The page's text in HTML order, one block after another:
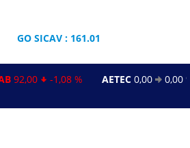
GO SICAV : 161.01
92,00 -1,08 % AETEC 0,00 0,00 %